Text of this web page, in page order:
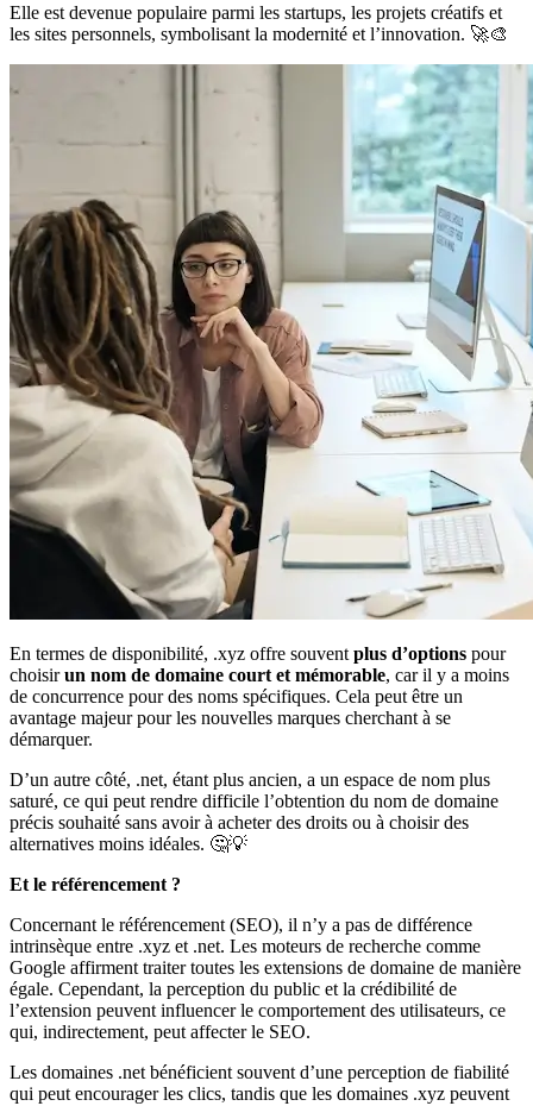
Elle est devenue populaire parmi les startups, les projets créatifs et
les sites personnels, symbolisant la modernité et l’innovation. 🚀🎨
En termes de disponibilité, .xyz offre souvent plus d’options pour
choisirun nom de domaine court et mémorable, car il y a moins
de concurrence pour des noms spécifiques. Cela peut être un
avantage majeur pour les nouvelles marques cherchant à se
démarquer.
D’un autre côté, .net, étant plus ancien, a un espace de nom plus
saturé, ce qui peut rendre difficile l’obtention du nom de domaine
précis souhaité sans avoir à acheter des droits ou à choisir des
alternatives moins idéales. 🤔💡
Et le référencement ?
Concernant le référencement (SEO), il n’y a pas de différence
intrinsèque entre .xyz et .net. Les moteurs de recherche comme
Google affirment traiter toutes les extensions de domaine de manière
égale. Cependant, la perception du public et la crédibilité de
l’extension peuvent influencer le comportement des utilisateurs, ce
qui, indirectement, peut affecter le SEO.
Les domaines .net bénéficient souvent d’une perception de fiabilité
qui peut encourager les clics, tandis que les domaines .xyz peuvent